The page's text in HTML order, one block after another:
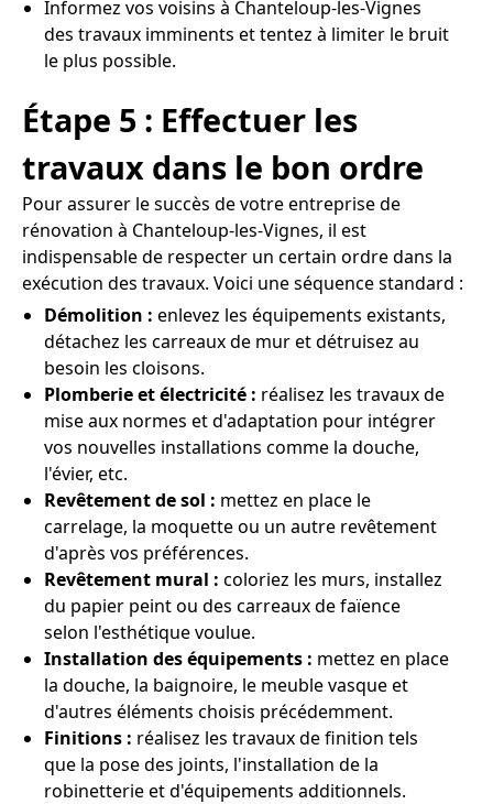
Informez vos voisins à Chanteloup-les-Vignes
des travaux imminents et tentez à limiter le bruit
le plus possible.
Étape 5 : Effectuer les
travaux dans le bon ordre
Pour assurer le succès de votre entreprise de
rénovation à Chanteloup-les-Vignes, il est
indispensable de respecter un certain ordre dans la
exécution des travaux. Voici une séquence standard :
Démolition : enlevez les équipements existants,
détachez les carreaux de mur et détruisez au
besoin les cloisons.
Plomberie et électricité : réalisez les travaux de
mise aux normes et d'adaptation pour intégrer
vos nouvelles installations comme la douche,
l'évier, etc.
Revêtement de sol : mettez en place le
carrelage, la moquette ou un autre revêtement
d'après vos préférences.
Revêtement mural : coloriez les murs, installez
du papier peint ou des carreaux de faïence
selon l'esthétique voulue.
Installation des équipements : mettez en place
la douche, la baignoire, le meuble vasque et
d'autres éléments choisis précédemment.
Finitions : réalisez les travaux de finition tels
que la pose des joints, l'installation de la
robinetterie et d'équipements additionnels.